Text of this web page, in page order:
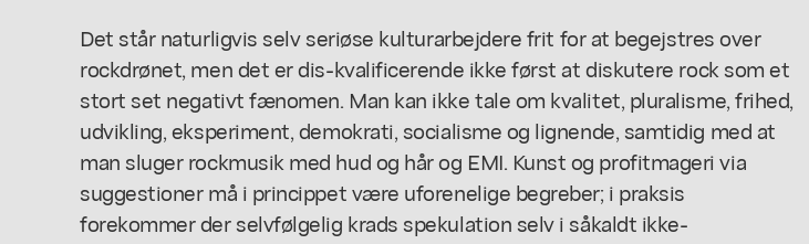
Det står naturligvis selv seriøse kulturarbejdere frit for at begejstres over
rockdrønet, men det er dis-kvalificerende ikke først at diskutere rock som et
stort set negativt fænomen. Man kan ikke tale om kvalitet, pluralisme, frihed,
udvikling, eksperiment, demokrati, socialisme og lignende, samtidig med at
man sluger rockmusik med hud og hår og EMI. Kunst og profitmageri via
suggestioner må i princippet være uforenelige begreber; i praksis
forekommer der selvfølgelig krads spekulation selv i såkaldt ikke-